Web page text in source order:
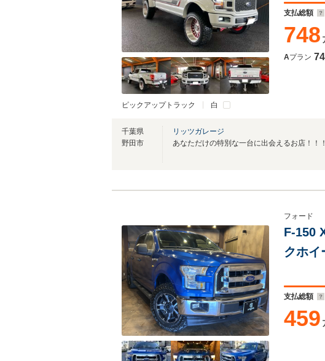
ピックアップトラック 白
イト
支払総額
748
Aプラン
千葉県
野田市
リッツガレージ
あなただけの特別な一台に出会えるお店！！！
フォード
F-150
クホ
支払総額
459